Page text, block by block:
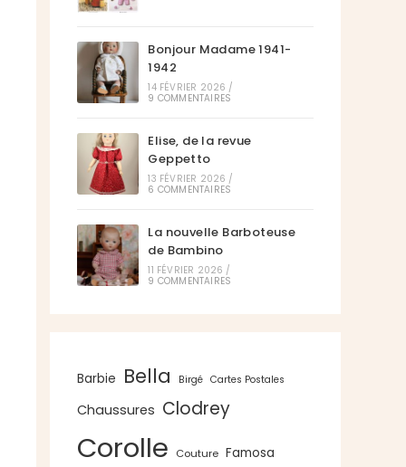
Bonjour Madame 1941-
1942
14 FÉVRIER 2026 /
9 COMMENTAIRES
Elise, de la revue
Geppetto
13 FÉVRIER 2026 /
6 COMMENTAIRES
La nouvelle Barboteuse
de Bambino
11 FÉVRIER 2026 /
9 COMMENTAIRES
Barbie Bella Birgé Cartes Postales
Chaussures Clodrey
Corolle Couture Famosa